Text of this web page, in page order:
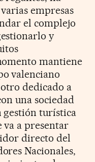
empresas
el complejo
y
mantiene
valenciano
dedicado a
una sociedad
gestión turística
va a presentar
directo del
Nacionales,